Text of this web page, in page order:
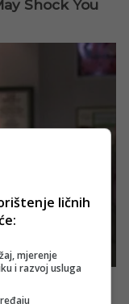
ličnih
mjerenje
i razvoj usluga